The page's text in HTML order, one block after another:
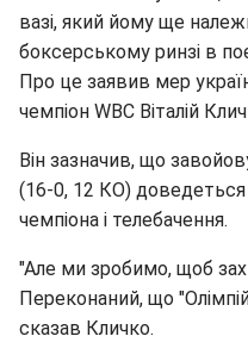
вазі, який йому ще
боксерському ринзі в
Про це заявив мер
чемпіон WBC Віталій
Він зазначив, що
(16-0, 12 КО)
чемпіона і телебачення.
"Але ми зробимо, щоб
Переконаний, що
сказав Кличко.